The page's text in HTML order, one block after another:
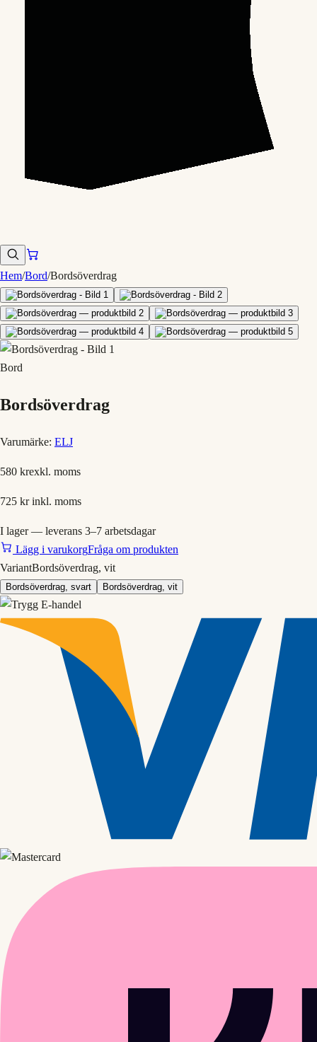
Hem/Bord/Bordsöverdrag
Bord
Bordsöverdrag
Varumärke: ELJ
580 krexkl. moms
725 krinkl. moms
I lager — leverans 3–7 arbetsdagar
Lägg i varukorgFråga om produkten
VariantBordsöverdrag, vit
Bordsöverdrag, svart Bordsöverdrag, vit